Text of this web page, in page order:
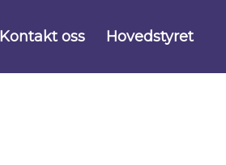
Kontakt oss Hovedstyret